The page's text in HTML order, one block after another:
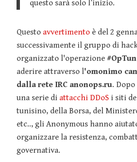
questo sarà solo l’inizio.
Questo avvertimento è del 2
successivamente il gruppo di
organizzato l'operazione
aderire attraverso l'omonimo
dalla rete IRC anonops.ru.
una serie di attacchi DDoS i siti
tunisino, della Borsa, del
etc.., gli Anonymous hanno
organizzare la resistenza,
governativa.